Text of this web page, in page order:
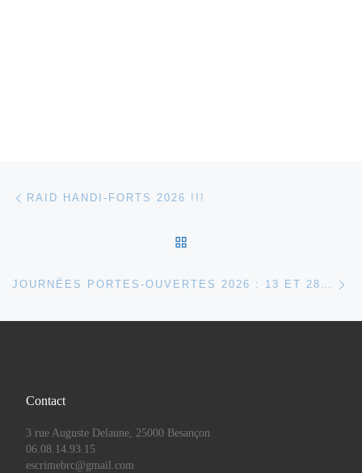
Parcourir les articles
RAID HANDI-FORTS 2026 !!!
JOURNÉES PORTES-OUVERTES 2026 : 13 ET 28 JUIN !
Contact
3 rue Auguste Delaune, 25000 Besançon
06.08.14.93.15
escrimebrc@gmail.com